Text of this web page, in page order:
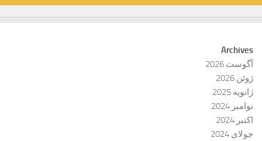
Archives
آگوست 2026
ژوئن 2026
ژانویه 2025
نوامبر 2024
اکتبر 2024
جولای 2024